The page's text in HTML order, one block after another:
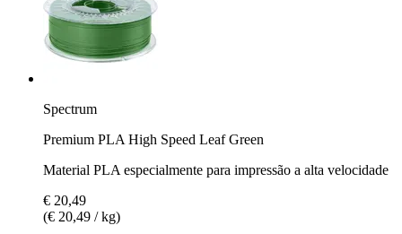
Spectrum
Premium PLA High Speed Leaf Green
Material PLA especialmente para impressão a alta velocidade
€ 20,49
(€ 20,49 / kg)